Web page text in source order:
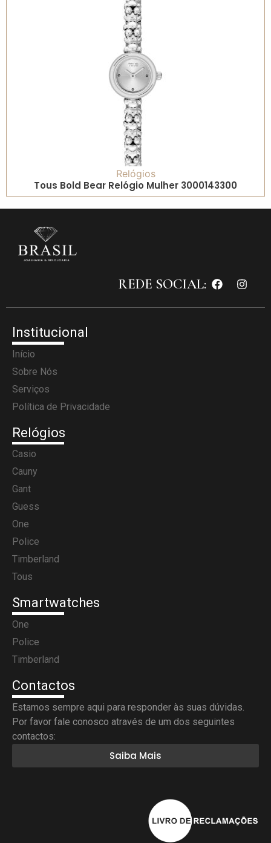
Relógios
Tous Bold Bear Relógio Mulher 3000143300
REDE SOCIAL:
Institucional
Início
Sobre Nós
Serviços
Política de Privacidade
Relógios
Casio
Cauny
Gant
Guess
One
Police
Timberland
Tous
Smartwatches
One
Police
Timberland
Contactos
Estamos sempre aqui para responder às suas dúvidas.
Por favor fale conosco através de um dos seguintes
contactos:
Saiba Mais